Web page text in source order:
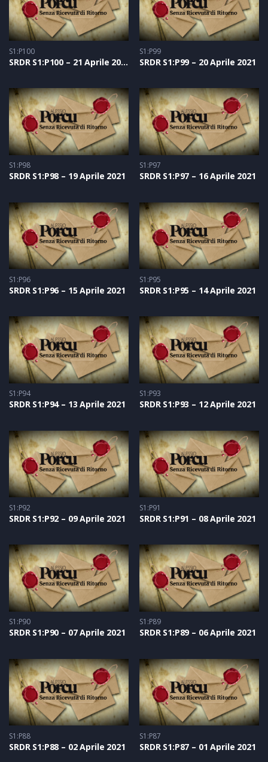
S1:P100
SRDR S1:P100 – 21 Aprile 2021
S1:P99
SRDR S1:P99 – 20 Aprile 2021
S1:P98
SRDR S1:P98 – 19 Aprile 2021
S1:P97
SRDR S1:P97 – 16 Aprile 2021
S1:P96
SRDR S1:P96 – 15 Aprile 2021
S1:P95
SRDR S1:P95 – 14 Aprile 2021
S1:P94
SRDR S1:P94 – 13 Aprile 2021
S1:P93
SRDR S1:P93 – 12 Aprile 2021
S1:P92
SRDR S1:P92 – 09 Aprile 2021
S1:P91
SRDR S1:P91 – 08 Aprile 2021
S1:P90
SRDR S1:P90 – 07 Aprile 2021
S1:P89
SRDR S1:P89 – 06 Aprile 2021
S1:P88
SRDR S1:P88 – 02 Aprile 2021
S1:P87
SRDR S1:P87 – 01 Aprile 2021